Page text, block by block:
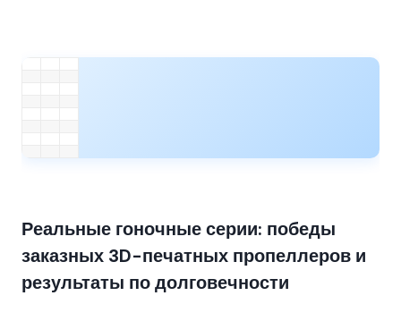
Реальные гоночные серии: победы
заказных 3D-печатных пропеллеров и
результаты по долговечности